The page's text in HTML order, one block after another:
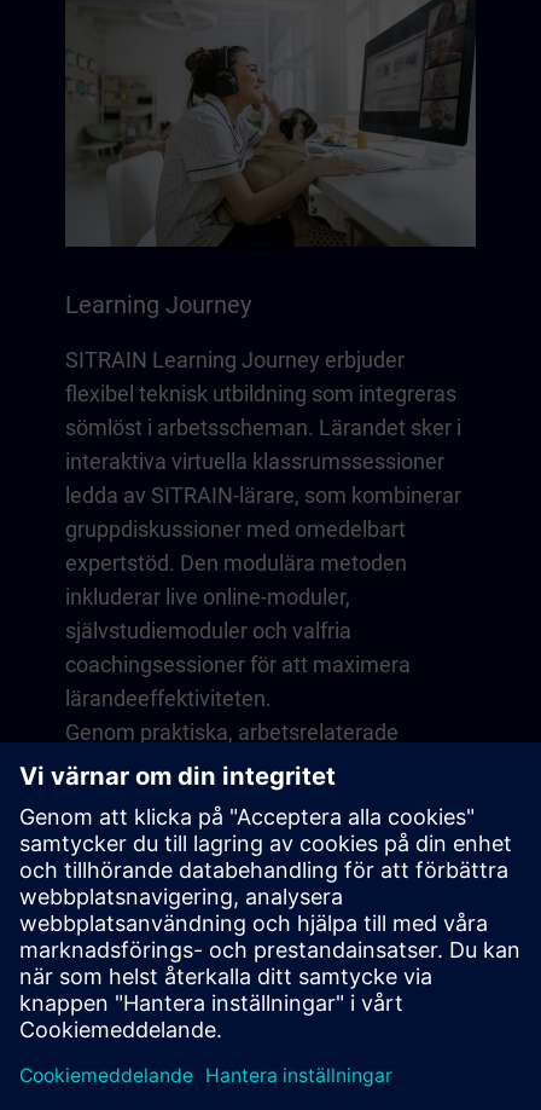
Learning Journey
SITRAIN Learning Journey erbjuder
flexibel teknisk utbildning som integreras
sömlöst i arbetsscheman. Lärandet sker i
interaktiva virtuella klassrumssessioner
ledda av SITRAIN-lärare, som kombinerar
gruppdiskussioner med omedelbart
expertstöd. Den modulära metoden
inkluderar live online-moduler,
självstudiemoduler och valfria
coachingsessioner för att maximera
lärandeeffektiviteten.
Genom praktiska, arbetsrelaterade
övningar i en virtuell miljö utvecklar du
färdigheter som direkt kan tillämpas i ditt
dagliga arbete. Lärandet fortsätter efter
utbildningen med ett års medlemskap på
vår digitala lärplattform SITRAIN access.
Översikt